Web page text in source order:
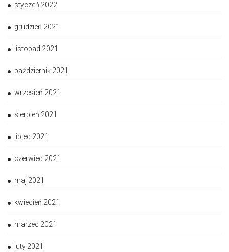
styczeń 2022
grudzień 2021
listopad 2021
październik 2021
wrzesień 2021
sierpień 2021
lipiec 2021
czerwiec 2021
maj 2021
kwiecień 2021
marzec 2021
luty 2021